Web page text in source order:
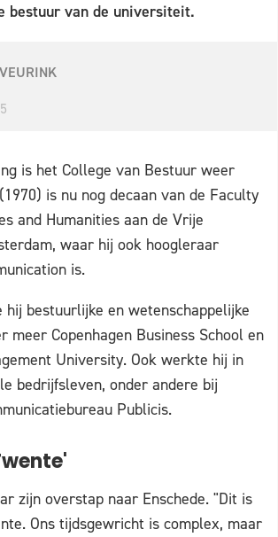
bestuur van de universiteit.
is het College van Bestuur weer
is nu nog decaan van de Faculty
and Humanities aan de Vrije
waar hij ook hoogleraar
is.
bestuurlijke en wetenschappelijke
meer Copenhagen Business School en
University. Ook werkte hij in
bedrijfsleven, onder andere bij
Publicis.
zijn overstap naar Enschede. "Dit is
Ons tijdsgewricht is complex, maar